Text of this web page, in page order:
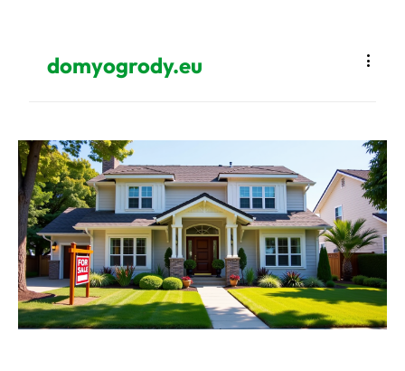
domyogrody.eu